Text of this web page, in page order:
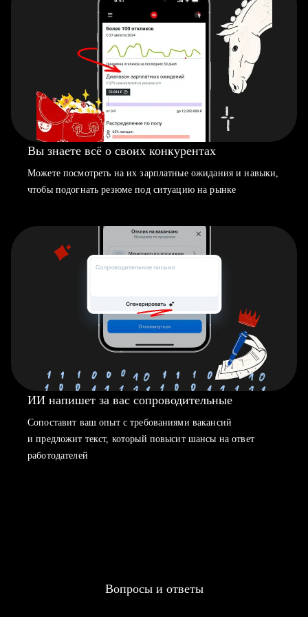
Вы знаете всё о своих конкурентах
Можете посмотреть на их зарплатные ожидания и навыки,
чтобы подогнать резюме под ситуацию на рынке
ИИ напишет за вас сопроводительные
Сопоставит ваш опыт с требованиями вакансий
и предложит текст, который повысит шансы на ответ
работодателей
Вопросы и ответы